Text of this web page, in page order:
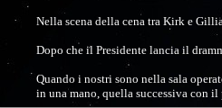
Nella scena della cena tra Kirk e
Dopo che il Presidente lancia il
Quando i nostri sono nella sala
in una mano, quella successiva con il